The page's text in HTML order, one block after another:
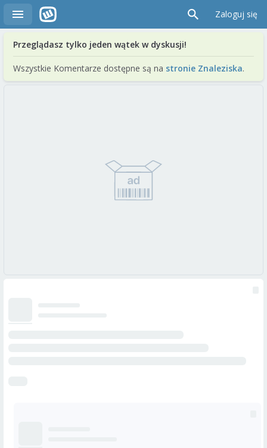
Zaloguj się
Przeglądasz tylko jeden wątek w dyskusji!
Wszystkie Komentarze dostępne są na stronie Znaleziska.